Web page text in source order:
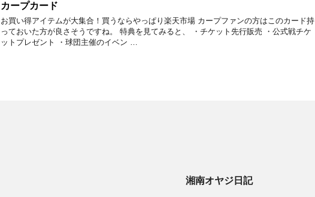
カープカード
お買い得アイテムが大集合！買うならやっぱり楽天市場 カープファンの方はこのカード持
っておいた方が良さそうですね。 特典を見てみると、 ・チケット先行販売 ・公式戦チケ
ットプレゼント ・球団主催のイベン …
湘南オヤジ日記